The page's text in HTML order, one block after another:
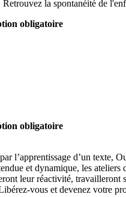
la spontanéité de
obligatoire
obligatoire
l’apprentissage d’un
et dynamique, les
leur réactivité,
vous et devenez votre